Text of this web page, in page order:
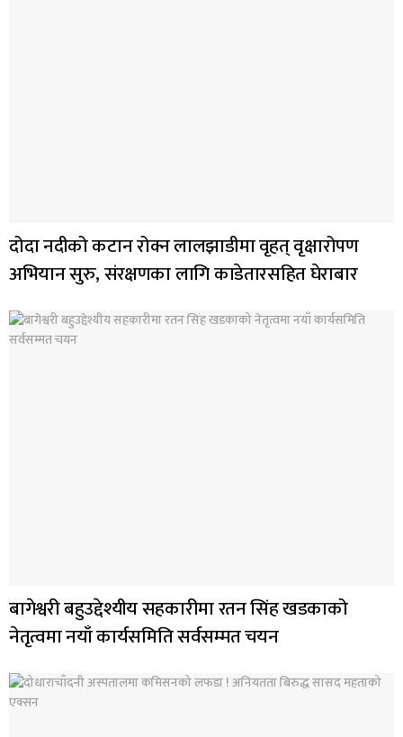
दोदा नदीको कटान रोक्न लालझाडीमा वृहत् वृक्षारोपण
अभियान सुरु, संरक्षणका लागि काडेतारसहित घेराबार
बागेश्वरी बहुउद्देश्यीय सहकारीमा रतन सिंह खडकाको
नेतृत्वमा नयाँ कार्यसमिति सर्वसम्मत चयन